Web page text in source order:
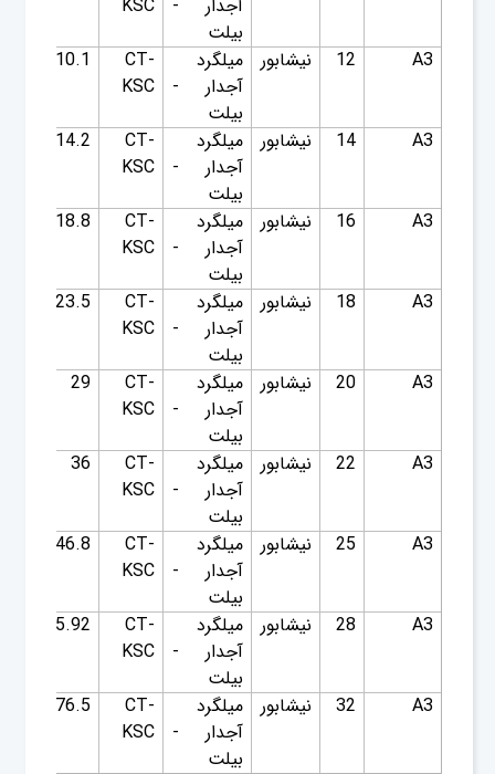
آجدار -
بیلت
KSC
A3
12 نیشابور
میلگرد
آجدار -
بیلت
CT-
KSC
10.1
A3
14 نیشابور
میلگرد
آجدار -
بیلت
CT-
KSC
14.2
A3
16 نیشابور
میلگرد
آجدار -
بیلت
CT-
KSC
18.8
A3
18 نیشابور
میلگرد
آجدار -
بیلت
CT-
KSC
23.5
A3
20 نیشابور
میلگرد
آجدار -
بیلت
CT-
KSC
29
A3
22 نیشابور
میلگرد
آجدار -
بیلت
CT-
KSC
36
A3
25 نیشابور
میلگرد
آجدار -
بیلت
CT-
KSC
46.8
A3
28 نیشابور
میلگرد
آجدار -
بیلت
CT-
KSC
55.92
A3
32 نیشابور
میلگرد
آجدار -
بیلت
CT-
KSC
76.5